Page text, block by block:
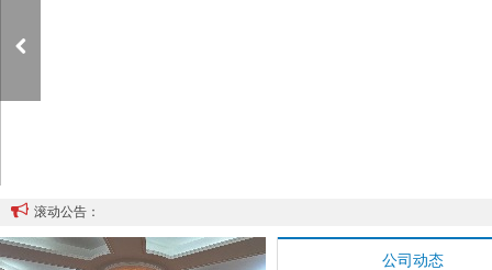

 滚动公告：
[2026-07-24]
公司动态